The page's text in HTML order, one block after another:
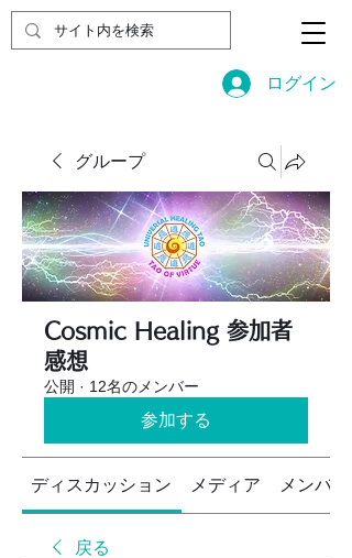
ログイン
グループ
Cosmic Healing 参加者
感想
公開 · 12名のメンバー
参加する
ディスカッション メディア メンバー
戻る